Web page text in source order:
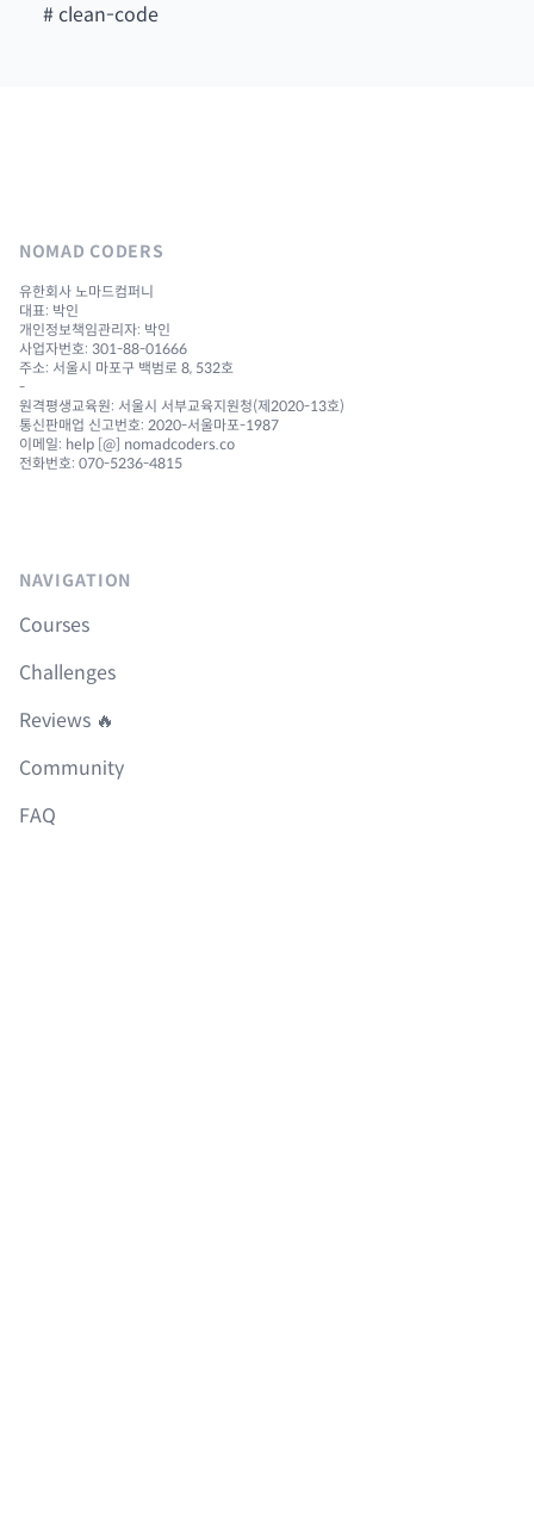
#clean-code
NOMAD CODERS
유한회사 노마드컴퍼니
대표: 박인
개인정보책임관리자: 박인
사업자번호: 301-88-01666
주소: 서울시 마포구 백범로 8, 532호
-
원격평생교육원: 서울시 서부교육지원청(제2020-13호)
통신판매업 신고번호: 2020-서울마포-1987
이메일: help [@] nomadcoders.co
전화번호: 070-5236-4815
NAVIGATION
Courses
Challenges
Reviews 🔥
Community
FAQ